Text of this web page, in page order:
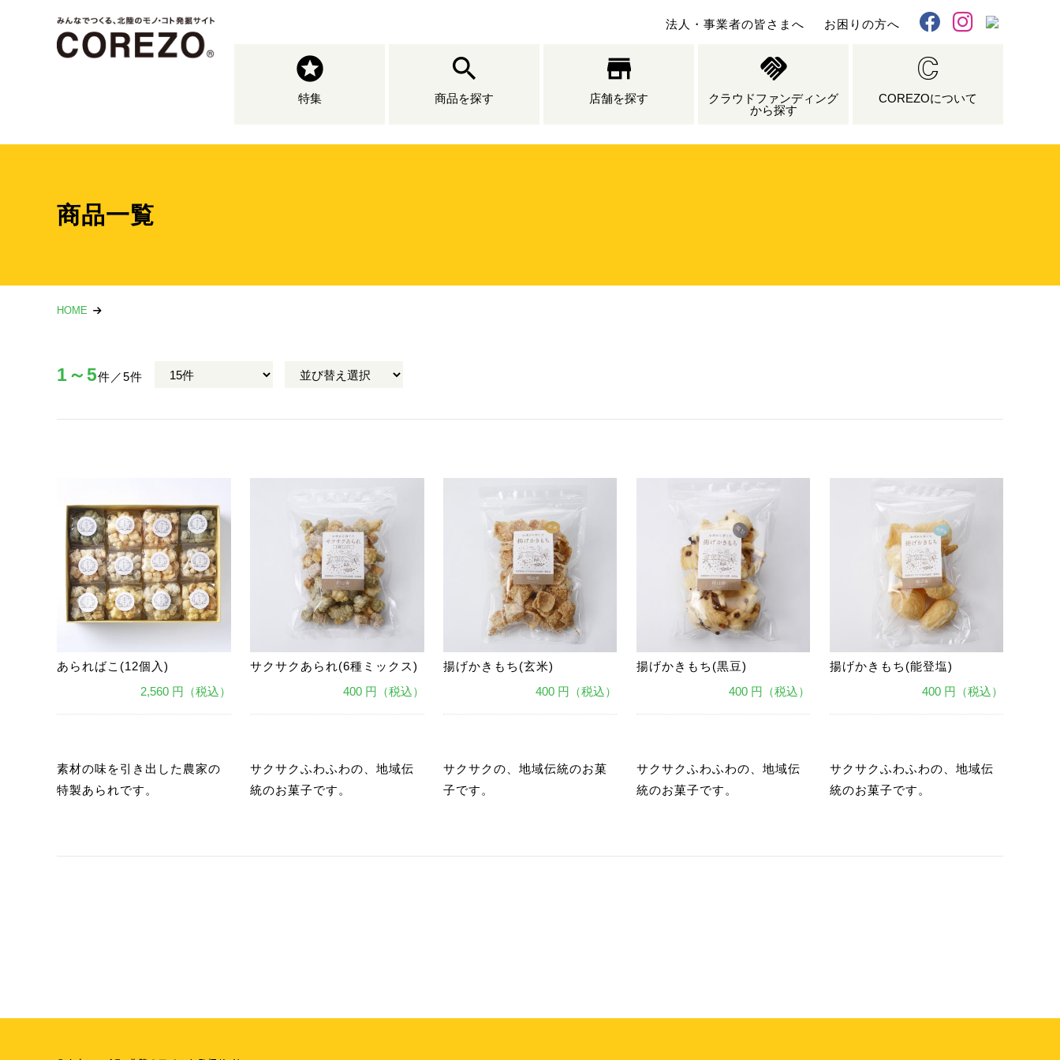
法人・事業者の皆さまへ お困りの方へ
FacebookInstagram
特集 商品を探す 店舗を探す
クラウドファンディング
から探す
COREZOについて
商品一覧
HOME
1～5件／5件
あらればこ(12個入)
2,560 円（税込）
素材の味を引き出した農家の
特製あられです。
サクサクあられ(6種ミックス)
400 円（税込）
サクサクふわふわの、地域伝
統のお菓子です。
揚げかきもち(玄米)
400 円（税込）
サクサクの、地域伝統のお菓
子です。
揚げかきもち(黒豆)
400 円（税込）
サクサクふわふわの、地域伝
統のお菓子です。
揚げかきもち(能登塩)
400 円（税込）
サクサクふわふわの、地域伝
統のお菓子です。